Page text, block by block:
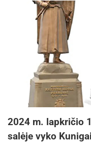
2024 m. lapkričio
salėje vyko